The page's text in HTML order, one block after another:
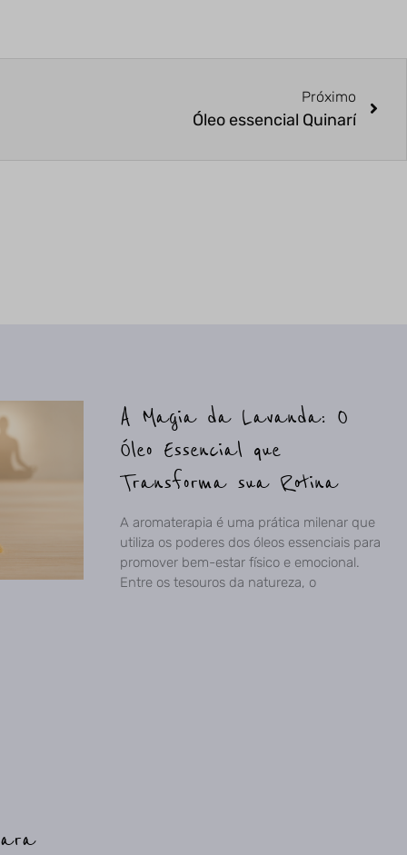
Próximo
Óleo essencial Quinarí
A Magia da Lavanda: O
Óleo Essencial que
Transforma sua Rotina
A aromaterapia é uma prática milenar que
utiliza os poderes dos óleos essenciais para
promover bem-estar físico e emocional.
Entre os tesouros da natureza, o